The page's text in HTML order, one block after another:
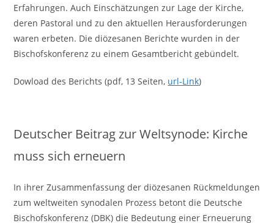
Erfahrungen. Auch Einschätzungen zur Lage der Kirche,
deren Pastoral und zu den aktuellen Herausforderungen
waren erbeten. Die diözesanen Berichte wurden in der
Bischofskonferenz zu einem Gesamtbericht gebündelt.
Dowload des Berichts (pdf, 13 Seiten, url-Link)
Deutscher Beitrag zur Weltsynode: Kirche
muss sich erneuern
In ihrer Zusammenfassung der diözesanen Rückmeldungen
zum weltweiten synodalen Prozess betont die Deutsche
Bischofskonferenz (DBK) die Bedeutung einer Erneuerung